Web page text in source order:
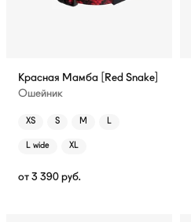
Красная Мамба [Red Snake]
Ошейник
XS S M L
L wide XL
от 3 390 руб.